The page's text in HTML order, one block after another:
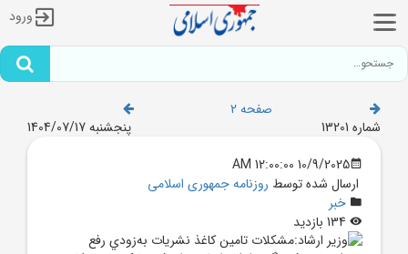
ورود
صفحه 2
شماره 13201
پنجشنبه 1404/07/17
10/9/2025 12:00:00 AM
ارسال شده توسط روزنامه جمهوری اسلامی
خبر